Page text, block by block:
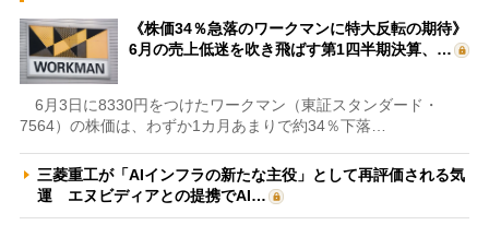
《株価34％急落のワークマンに特大反転の期待》
6月の売上低迷を吹き飛ばす第1四半期決算、…
6月3日に8330円をつけたワークマン（東証スタンダード・
7564）の株価は、わずか1カ月あまりで約34％下落…
三菱重工が「AIインフラの新たな主役」として再評価される気
運 エヌビディアとの提携でAI…